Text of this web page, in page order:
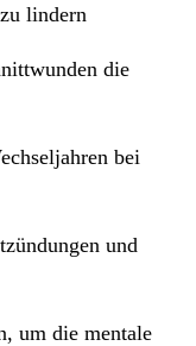
lindern
die
bei
und
um die mentale